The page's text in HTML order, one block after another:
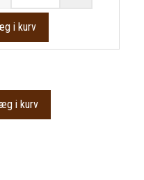
i kurv
i kurv